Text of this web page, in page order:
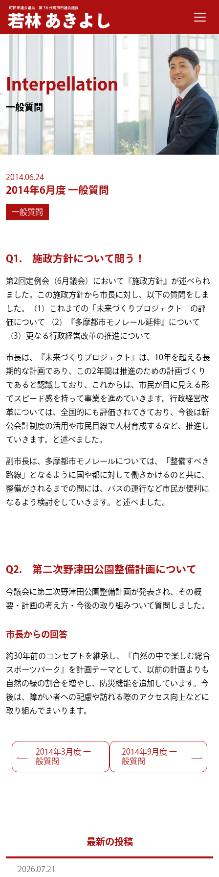
メインナビゲーション
Interpellation
一般質問
2014.06.24
2014年6月度 一般質問
一般質問
Q1. 施政方針について問う！
第2回定例会（6月議会）において『施政方針』が述べられ
ました。この施政方針から市長に対し、以下の質問をしま
した。（1）これまでの「未来づくりプロジェクト」の評
価について （2）『多摩都市モノレール延伸』について
（3）更なる行政経営改革の推進について
市長は、『未来づくりプロジェクト』は、10年を超える長
期的な計画であり、この2年間は推進のための計画づくり
であると認識しており、これからは、市民が目に見える形
でスピード感を持って事業を進めていきます。行政経営改
革については、全国的にも評価されてきており、今後は新
公会計制度の活用や市民目線で人材育成するなど、推進し
ていきます。と述べました。
副市長は、多摩都市モノレールについては、「整備すべき
路線」となるように国や都に対して働きかけるのと共に、
整備がされるまでの間には、バスの運行など市民が便利に
なるよう検討をしていきます。と述べました。
Q2. 第二次野津田公園整備計画について
今議会に第二次野津田公園整備計画が発表され、その概
要・計画の考え方・今後の取り組みついて質問しました。
市長からの回答
約30年前のコンセプトを継承し、『自然の中で楽しむ総合
スポーツパーク』を計画テーマとして、以前の計画よりも
自然の緑の割合を増やし、防災機能を追加しています。今
後は、障がい者への配慮や訪れる際のアクセス向上などに
取り組んでまいります。
投稿ナビゲーション
2014年3月度 一
般質問
2014年9月度 一
般質問
最新の投稿
2026.07.21